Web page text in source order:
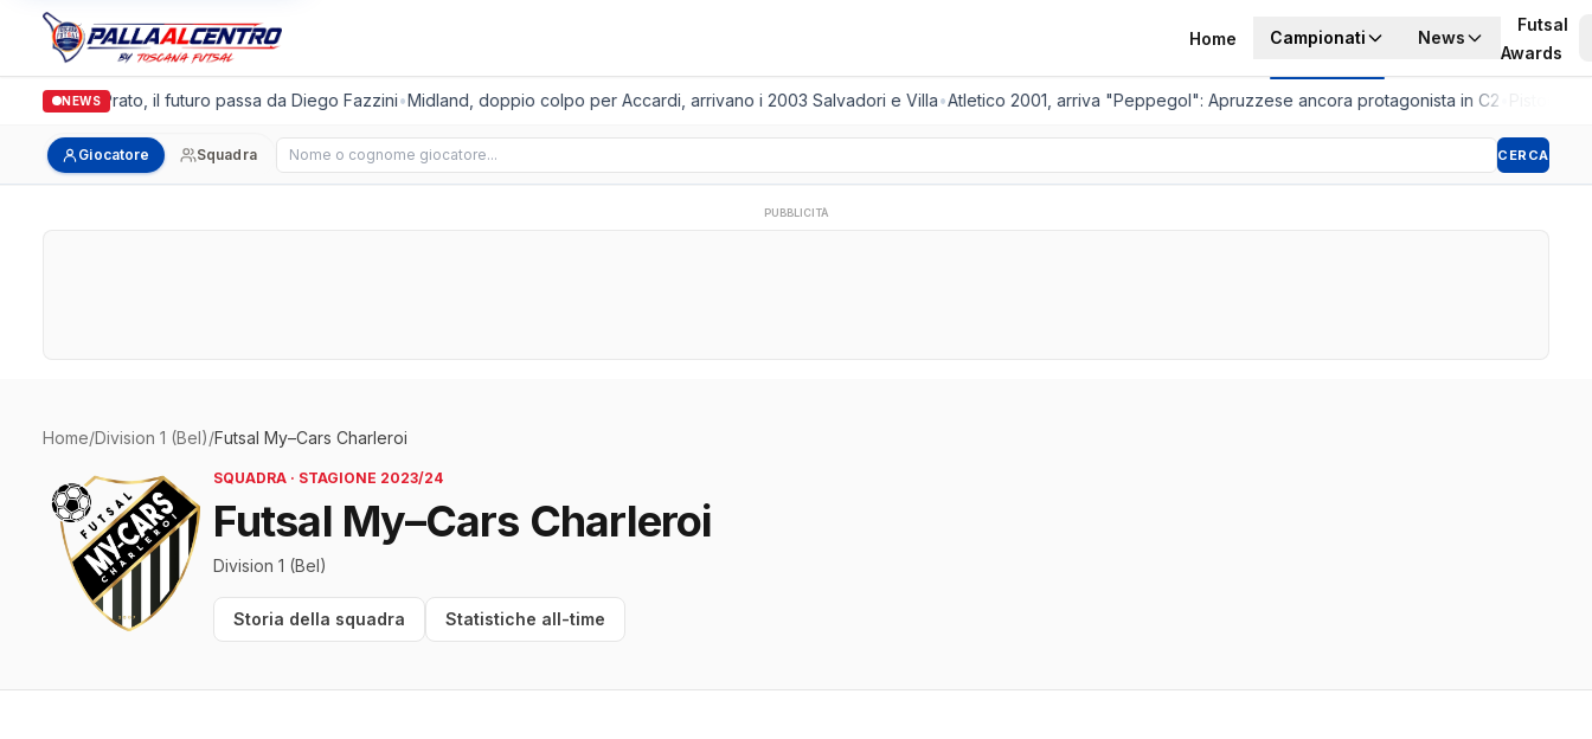
Home Campionati News
Futsal
Awards
NEWS
Futsal Prato, il futuro passa da Diego Fazzini•Midland, doppio colpo per Accardi, arrivano i 2003 Salvadori e Villa•Atletico 2001, arriva "Peppegol": Apruzzese ancora protagonista in C2•
Giocatore Squadra Cerca giocatore CERCA
PUBBLICITÀ
Home/Division 1 (Bel)/Futsal My–Cars Charleroi
SQUADRA · STAGIONE 2023/24
Futsal My–Cars Charleroi
Division 1 (Bel)
Storia della squadra Statistiche all-time